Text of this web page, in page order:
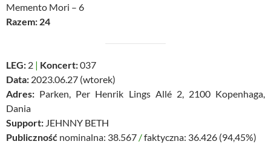
Memento Mori – 6
Razem: 24
LEG: 2 | Koncert:037
Data: 2023.06.27 (wtorek)
Adres: Parken, Per Henrik Lings Allé 2, 2100 Kopenhaga,
Dania
Support: JEHNNY BETH
Publiczność nominalna: 38.567 /faktyczna: 36.426 (94,45%)